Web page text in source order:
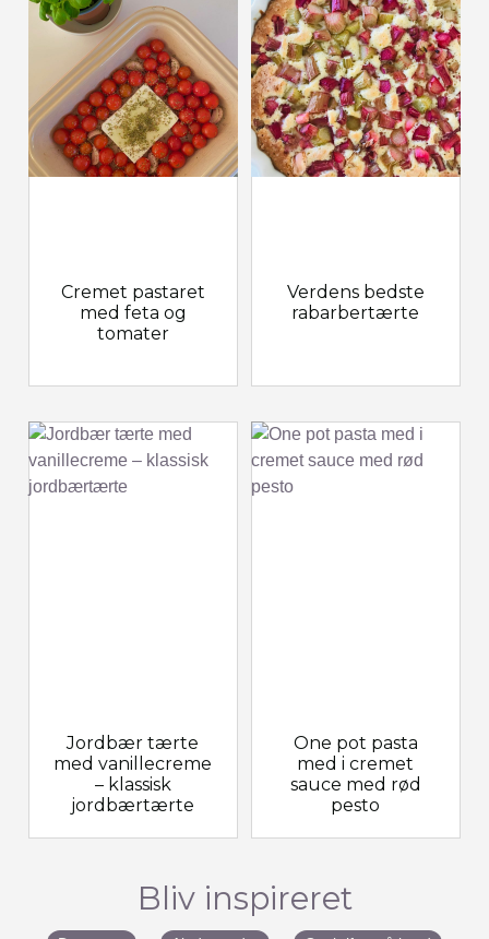
Cremet pastaret
med feta og
tomater
Jordbær tærte
med vanillecreme
– klassisk
jordbærtærte
Verdens bedste
rabarbertærte
One pot pasta
med i cremet
sauce med rød
pesto
Bliv inspireret